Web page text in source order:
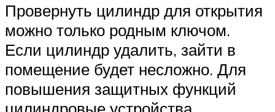
Провернуть цилиндр для открытия
можно только родным ключом.
Если цилиндр удалить, зайти в
помещение будет несложно. Для
повышения защитных функций